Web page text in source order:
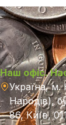
Наш офіс.
Україна, м.
Народів),
86, Київ,